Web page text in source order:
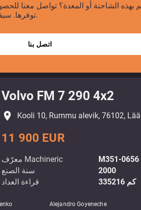
بهذه الشاحنة أو المعدة؟ تواصل معنا
توفرها. سيقوم فريقنا بالرد عليك خلال 24 ساعة.
اتصل بنا
Volvo FM 7 290 4x2
معرّف Machineric
M351-0656
سنة الصنع
2000
قراءة العداد
335216 كم
Alejandro Goyeneche
11 900 EUR
place